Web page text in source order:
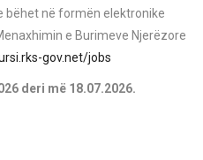
bëhet në formën elektronike
e Burimeve Njerëzore
gov.net/jobs
deri më 18.07.2026.